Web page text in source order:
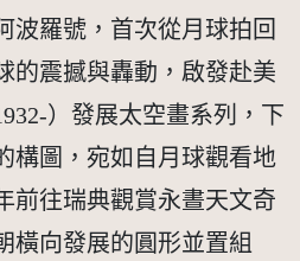
波羅號，首次從月球拍回
的震撼與轟動，啟發赴美
）發展太空畫系列，下
構圖，宛如自月球觀看地
前往瑞典觀賞永晝天文奇
橫向發展的圓形並置組